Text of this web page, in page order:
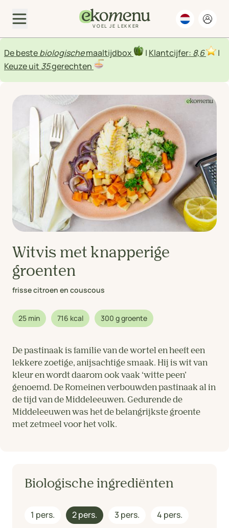
VOEL JE LEKKER
De bestebiologischemaaltijdbox | Klantcijfer: 8,6
|
Keuze uit 35gerechten
Witvis met knapperige
groenten
frisse citroen en couscous
25 min 716 kcal 300 g groente
De pastinaak is familie van de wortel en heeft een
lekkere zoetige, anijsachtige smaak. Hij is wit van
kleur en wordt daarom ook vaak ‘witte peen’
genoemd. De Romeinen verbouwden pastinaak al in
de tijd van de Middeleeuwen. Gedurende de
Middeleeuwen was het de belangrijkste groente
met zetmeel voor het volk.
Biologische ingrediënten
1 pers. 2 pers. 3 pers.
4 pers.